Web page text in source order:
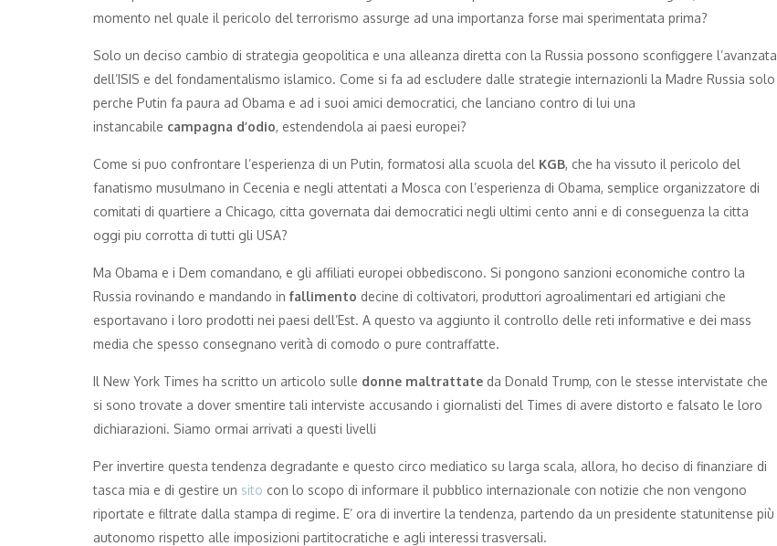
momento nel quale il pericolo del terrorismo assurge ad una importanza forse mai sperimentata prima?
Solo un deciso cambio di strategia geopolitica e una alleanza diretta con la Russia possono sconfiggere l’avanzata
dell’ISIS e del fondamentalismo islamico. Come si fa ad escludere dalle strategie internazionli la Madre Russia solo
perche Putin fa paura ad Obama e ad i suoi amici democratici, che lanciano contro di lui una
instancabile campagna d’odio, estendendola ai paesi europei?
Come si puo confrontare l’esperienza di un Putin, formatosi alla scuola del KGB, che ha vissuto il pericolo del
fanatismo musulmano in Cecenia e negli attentati a Mosca con l’esperienza di Obama, semplice organizzatore di
comitati di quartiere a Chicago, citta governata dai democratici negli ultimi cento anni e di conseguenza la citta
oggi piu corrotta di tutti gli USA?
Ma Obama e i Dem comandano, e gli affiliati europei obbediscono. Si pongono sanzioni economiche contro la
Russia rovinando e mandando in fallimento decine di coltivatori, produttori agroalimentari ed artigiani che
esportavano i loro prodotti nei paesi dell’Est. A questo va aggiunto il controllo delle reti informative e dei mass
media che spesso consegnano verità di comodo o pure contraffatte.
Il New York Times ha scritto un articolo sulle donne maltrattate da Donald Trump, con le stesse intervistate che
si sono trovate a dover smentire tali interviste accusando i giornalisti del Times di avere distorto e falsato le loro
dichiarazioni. Siamo ormai arrivati a questi livelli
Per invertire questa tendenza degradante e questo circo mediatico su larga scala, allora, ho deciso di finanziare di
tasca mia e di gestire un sito con lo scopo di informare il pubblico internazionale con notizie che non vengono
riportate e filtrate dalla stampa di regime. E’ ora di invertire la tendenza, partendo da un presidente statunitense più
autonomo rispetto alle imposizioni partitocratiche e agli interessi trasversali.